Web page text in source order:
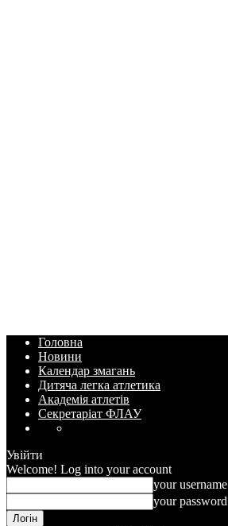
Головна
Новини
Календар змагань
Дитяча легка атлетика
Академія атлетів
Секретаріат ФЛАУ
Увійти
Welcome! Log into your account
your username
your password